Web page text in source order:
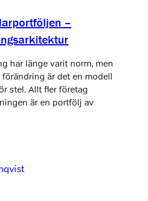
–
har länge varit norm, men
är det en modell
stel. Allt fler företag
är en portfölj av